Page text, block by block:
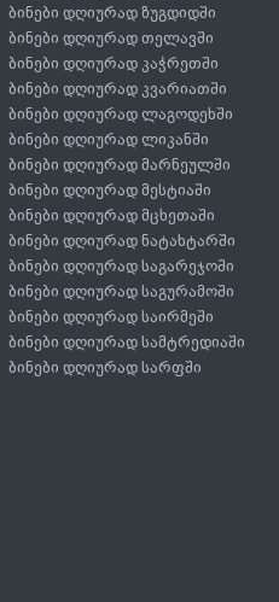
ბინები დღიურად ზუგდიდში
ბინები დღიურად თელავში
ბინები დღიურად კაჭრეთში
ბინები დღიურად კვარიათში
ბინები დღიურად ლაგოდეხში
ბინები დღიურად ლიკანში
ბინები დღიურად მარნეულში
ბინები დღიურად მესტიაში
ბინები დღიურად მცხეთაში
ბინები დღიურად ნატახტარში
ბინები დღიურად საგარეჯოში
ბინები დღიურად საგურამოში
ბინები დღიურად საირმეში
ბინები დღიურად სამტრედიაში
ბინები დღიურად სარფში